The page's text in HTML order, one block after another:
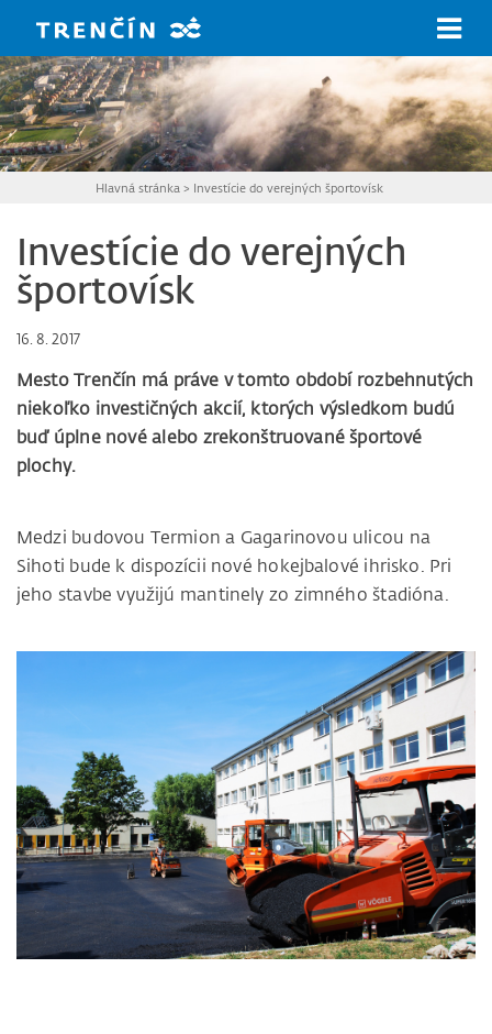
Hlavná stránka > Investície do verejných športovísk
Investície do verejných
športovísk
16. 8. 2017
Mesto Trenčín má práve v tomto období rozbehnutých
niekoľko investičných akcií, ktorých výsledkom budú
buď úplne nové alebo zrekonštruované športové
plochy.
Medzi budovou Termion a Gagarinovou ulicou na
Sihoti bude k dispozícii nové hokejbalové ihrisko. Pri
jeho stavbe využijú mantinely zo zimného štadióna.